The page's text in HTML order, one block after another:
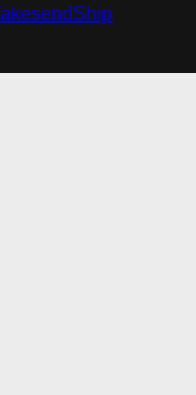
TakesendShip